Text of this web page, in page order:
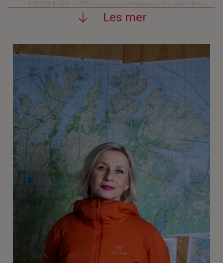
I 2024 holdt vi 50 kurs og re-treninger for dem hver
medarrangør da deltakere fra den frivillige og
profesjonelle redningskjeden – fra 44 ulike etater
og organisasjoner – møttes til samtrening i
Innlandet.
Kurs for helsepersonell:Over 1700
helsepersonell som jobber utenfor sykehus deltok
i 2024 på våre kurs i avansert medisinsk
førstehjelp (AMLS) og livreddende behandling ved
traumer utenfor sykehus (PHTLS).
Treningssamling for legehelikoptermannskap:
Hvert år samler luftambulansemannskap på tvers
av landet til treningssamling. Å restarte eller holde
liv i hjertet er et stadig tilbakevendende tema ved
blant annet sykdom, nedkjøling, drukning og øvrige
Nettkurs for folk flest
Siden 2014 har over 21
000 mennesker gjennomført hele nettkurset Akutt
ABC, som gir vanlige folk en innføring i akutt
førstehjelp. Over 28 000 har gjennomført
Les mer